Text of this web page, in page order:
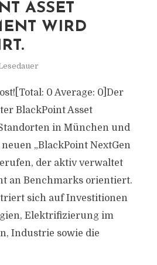
ASSET
WIRD
0 Average: 0]Der
BlackPoint Asset
in München und
„BlackPoint NextGen
der aktiv verwaltet
an Benchmarks orientiert.
sich auf Investitionen
Elektrifizierung im
Industrie sowie die